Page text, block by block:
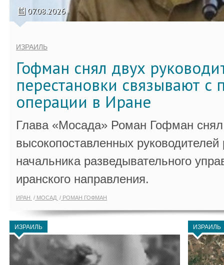
07.08.2026
ИЗРАИЛЬ
Гофман снял двух
перестановки связывают с
операции в Иране
Глава «Мосада» Роман Гофман снял
высокопоставленных
начальника разведывательного
иранского направления.
ИРАН МОСАД РОМАН ГОФМАН
ИЗРАИЛЬ ИЗРАИЛЬ